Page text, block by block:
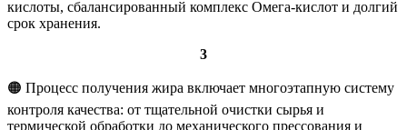
кислоты, сбалансированный комплекс Омега-кислот и долгий
срок хранения.
3
🟠 Процесс получения жира включает многоэтапную систему
контроля качества: от тщательной очистки сырья и
термической обработки до механического прессования и